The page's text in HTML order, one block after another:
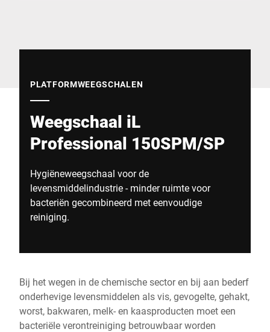
PLATFORMWEEGSCHALEN
Weegschaal iL
Professional 150SPM/SP
Hygiëneweegschaal voor de
levensmiddelindustrie - minder ruimte voor
bacteriën gecombineerd met eenvoudige
reiniging.
Bij het wegen in de chemische sector en bij aan bederf
onderhevige levensmiddelen als vis, gevogelte, gehakt,
worst, bakwaren, melk- en kaasproducten moet een
bacteriële verontreiniging betrouwbaar worden